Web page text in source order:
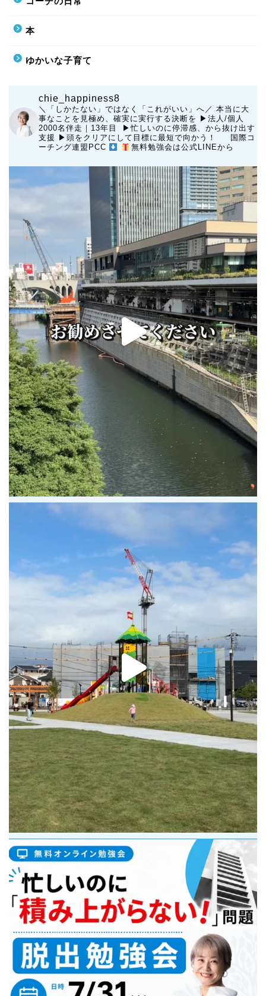
本
ゆかいな子育て
chie_happiness8
＼「しかたない」ではなく「これがいい」へ／ 本当に大
事なことを見極め、確実に実行する決断を ▶︎法人/個人
2000名伴走｜13年目 ▶︎忙しいのに停滞感、から抜け出す
支援 ▶︎頭をクリアにして目標に最短で向かう！
国際コ
ーチング連盟PCC
無料勉強会は公式LINEから